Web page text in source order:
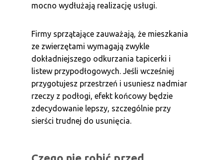
mocno wydłużają realizację usługi.
Firmy sprzątające zauważają, że mieszkania
ze zwierzętami wymagają zwykle
dokładniejszego odkurzania tapicerki i
listew przypodłogowych. Jeśli wcześniej
przygotujesz przestrzeń i usuniesz nadmiar
rzeczy z podłogi, efekt końcowy będzie
zdecydowanie lepszy, szczególnie przy
sierści trudnej do usunięcia.